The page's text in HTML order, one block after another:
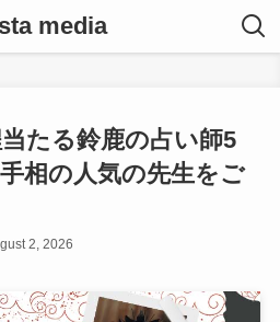
media
たる鈴鹿の占い師5
相の人気の先生をご
2, 2026